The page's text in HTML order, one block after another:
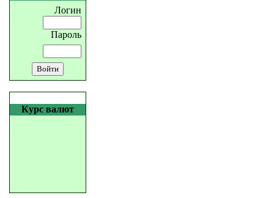
Логин
Пароль
Курс валют